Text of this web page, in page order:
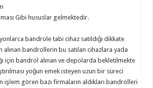
Gibi hususlar gelmektedir.
bandrole tabi cihaz satıldığı dikkate
alınan bandrollerin bu satılan cihazlara yada
için bandrol alınan ve depolarda bekletilmekte
yoğun emek isteyen uzun bir süreci
işlem gören bazı firmaların aldıkları bandrolleri